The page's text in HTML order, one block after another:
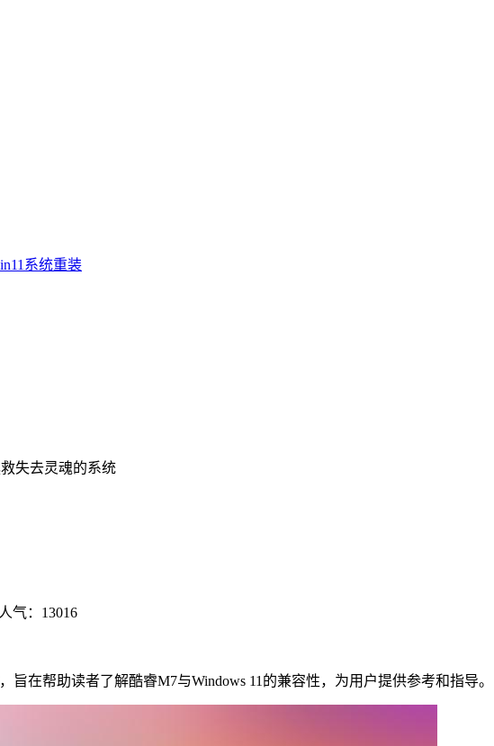
系统重装
失去灵魂的系统
气：13016
在帮助读者了解酷睿M7与Windows 11的兼容性，为用户提供参考和指导。